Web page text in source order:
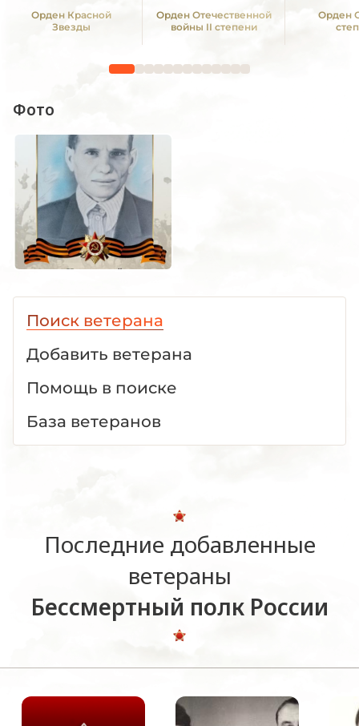
Орден Красной
Звезды
Орден Отечественной
войны II степени
Орден
Фото
Поиск ветерана
Добавить ветерана
Помощь в поиске
База ветеранов
Последние добавленные
ветераны
Бессмертный полк России